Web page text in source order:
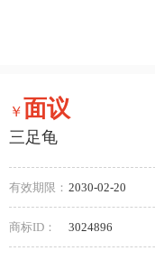
￥面议
三足龟
有效期限： 2030-02-20
商标ID： 3024896